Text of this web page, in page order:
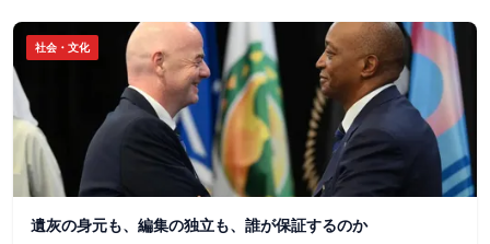
社会・文化
遺灰の身元も、編集の独立も、誰が保証するのか